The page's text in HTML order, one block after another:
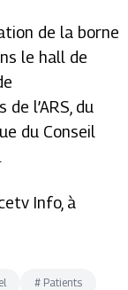
de la borne
le hall de
l’ARS, du
du Conseil
Info, à
# Patients